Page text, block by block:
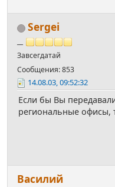
Sergei
Завсегдатай
Сообщения: 853
14.08.03, 09:52:32
Если бы Вы
региональные офисы,
Василий